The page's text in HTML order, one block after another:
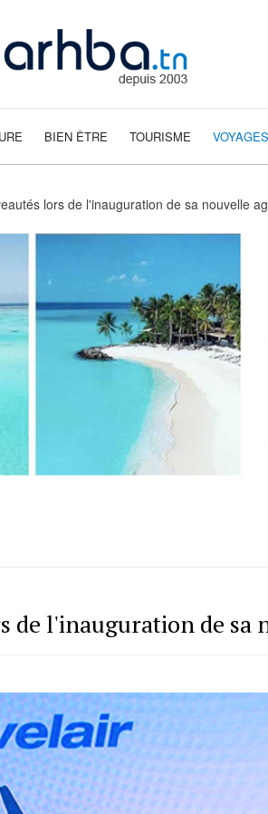
BIEN ÊTRE TOURISME
lors de l'inauguration de sa nouvelle
de l'inauguration de sa